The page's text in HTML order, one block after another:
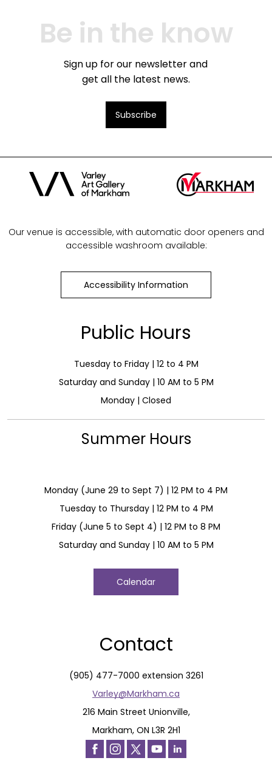
Be in the know
Sign up for our newsletter and
get all the latest news.
Subscribe
Our venue is accessible, with automatic door openers and
accessible washroom available:
Accessibility Information
Public Hours
Tuesday to Friday | 12 to 4 PM
Saturday and Sunday | 10 AM to 5 PM
Monday | Closed
Summer Hours
Monday (June 29 to Sept 7) | 12 PM to 4 PM
Tuesday to Thursday | 12 PM to 4 PM
Friday (June 5 to Sept 4) | 12 PM to 8 PM
Saturday and Sunday | 10 AM to 5 PM
Calendar
Contact
(905) 477-7000 extension 3261
Varley@Markham.ca
216 Main Street Unionville,
Markham, ON L3R 2H1